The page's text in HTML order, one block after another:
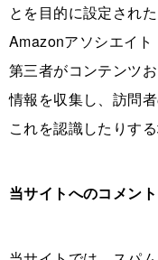
とを目的に設定され
Amazonアソシエイト
第三者がコンテンツ
情報を収集し、訪問
これを認識したりす
当サイトへのコメン